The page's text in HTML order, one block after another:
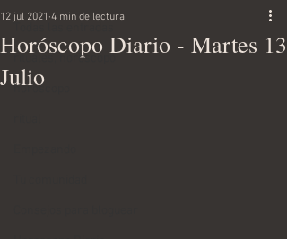
rituales, horoscopo,
horoscopo
Horóscopo Diario - Martes 13
Julio
12 jul 2021 4 min de lectura